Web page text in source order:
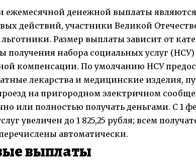
ежемесячной денежной выплаты
действий, участники Великой
Размер выплаты зависит от
получения набора социальных услуг
компенсации. По умолчанию НСУ
лекарства и медицинские изделия,
на пригородном электричном
или полностью получать деньгами. С 1
увеличен до 1 825,25 рубля; всем
автоматически.
выплаты